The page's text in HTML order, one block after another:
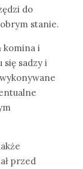
do
stanie.
komina i
sadzy i
przed